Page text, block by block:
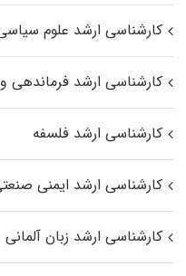
کارشناسی ارشد علوم
کارشناسی ارشد فرماندهی
کارشناسی ارشد فلسفه
کارشناسی ارشد ایمنی
کارشناسی ارشد زبان آلمانی